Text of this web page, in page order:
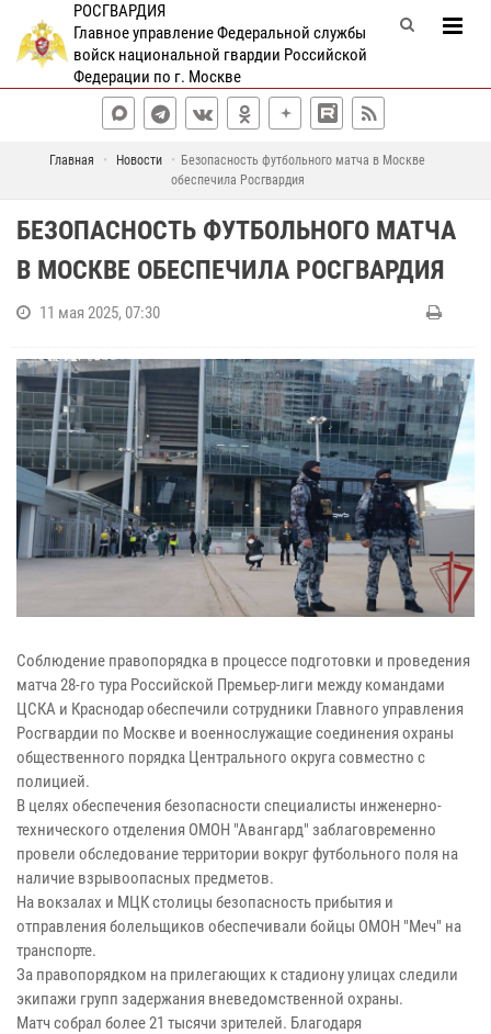
РОСГВАРДИЯ
Главное управление Федеральной службы
войск национальной гвардии Российской
Федерации по г. Москве
Главная Новости
Безопасность футбольного матча в Москве
обеспечила Росгвардия
БЕЗОПАСНОСТЬ ФУТБОЛЬНОГО МАТЧА
В МОСКВЕ ОБЕСПЕЧИЛА РОСГВАРДИЯ
11 мая 2025, 07:30
Соблюдение правопорядка в процессе подготовки и проведения
матча 28-го тура Российской Премьер-лиги между командами
ЦСКА и Краснодар обеспечили сотрудники Главного управления
Росгвардии по Москве и военнослужащие соединения охраны
общественного порядка Центрального округа совместно с
полицией.
В целях обеспечения безопасности специалисты инженерно-
технического отделения ОМОН "Авангард" заблаговременно
провели обследование территории вокруг футбольного поля на
наличие взрывоопасных предметов.
На вокзалах и МЦК столицы безопасность прибытия и
отправления болельщиков обеспечивали бойцы ОМОН "Меч" на
транспорте.
За правопорядком на прилегающих к стадиону улицах следили
экипажи групп задержания вневедомственной охраны.
Матч собрал более 21 тысячи зрителей. Благодаря